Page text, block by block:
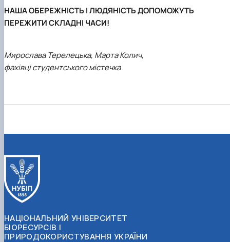
НАША ОБЕРЕЖНІСТЬ І ЛЮДЯНІСТЬ ДОПОМОЖУТЬ
ПЕРЕЖИТИ СКЛАДНІ ЧАСИ!
Мирослава Терелецька, Марта Колич,
фахівці студентського містечка
НАЦІОНАЛЬНИЙ УНІВЕРСИТЕТ
БІОРЕСУРСІВ І
ПРИРОДОКОРИСТУВАННЯ УКРАЇНИ